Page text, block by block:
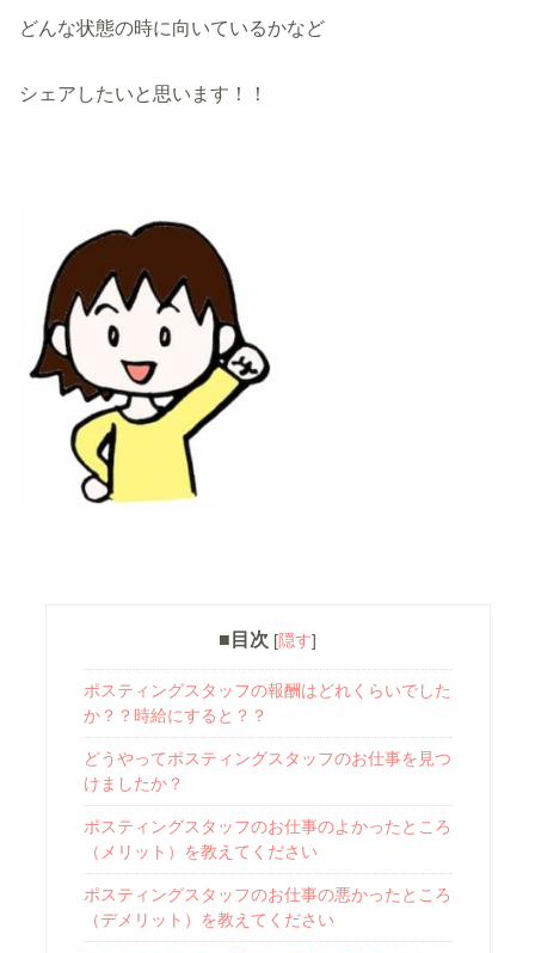
どんな状態の時に向いているかなど
シェアしたいと思います！！
■目次 [隠す]
ポスティングスタッフの報酬はどれくらいでした
か？？時給にすると？？
どうやってポスティングスタッフのお仕事を見つ
けましたか？
ポスティングスタッフのお仕事のよかったところ
（メリット）を教えてください
ポスティングスタッフのお仕事の悪かったところ
（デメリット）を教えてください